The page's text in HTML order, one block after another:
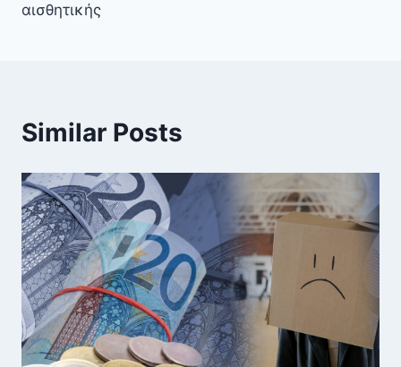
αισθητικής
Similar Posts